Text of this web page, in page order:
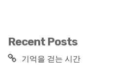
Recent Posts
기억을 걷는 시간